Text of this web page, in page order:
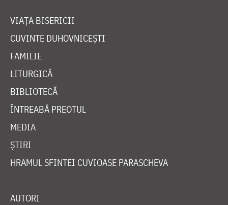
VIAȚA BISERICII
CUVINTE DUHOVNICEȘTI
FAMILIE
LITURGICĂ
BIBLIOTECĂ
ÎNTREABĂ PREOTUL
MEDIA
ȘTIRI
HRAMUL SFINTEI CUVIOASE PARASCHEVA
AUTORI